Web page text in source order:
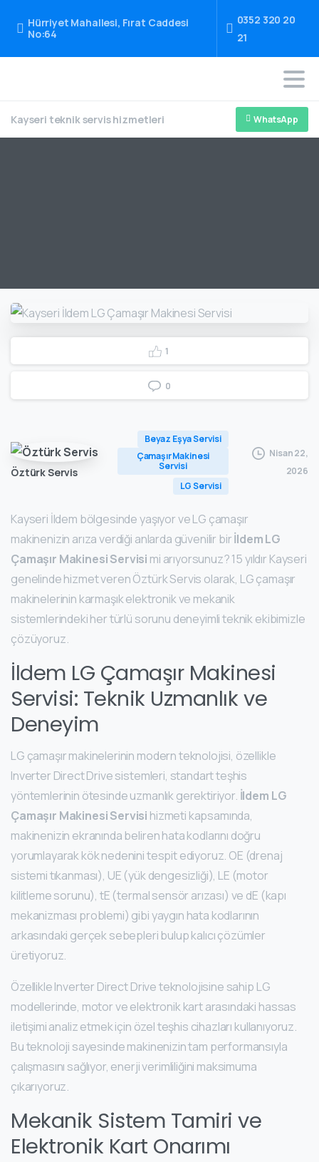
Hürriyet Mahallesi, Fırat Caddesi
No:64
0352 320 20
21
Kayseri teknik servis hizmetleri WhatsApp
1
0
Öztürk Servis
Beyaz Eşya Servisi
Çamaşır Makinesi
Servisi
LG Servisi
Nisan 22,
2026
Kayseri İldem bölgesinde yaşıyor ve LG çamaşır
makinenizin arıza verdiği anlarda güvenilir birİldem LG
Çamaşır Makinesi Servisi mi arıyorsunuz? 15 yıldır Kayseri
genelinde hizmet veren Öztürk Servis olarak, LG çamaşır
makinelerinin karmaşık elektronik ve mekanik
sistemlerindeki her türlü sorunu deneyimli teknik ekibimizle
çözüyoruz.
İldem LG Çamaşır Makinesi
Servisi: Teknik Uzmanlık ve
Deneyim
LG çamaşır makinelerinin modern teknolojisi, özellikle
Inverter Direct Drive sistemleri, standart teşhis
yöntemlerinin ötesinde uzmanlık gerektiriyor. İldem LG
Çamaşır Makinesi Servisi hizmeti kapsamında,
makinenizin ekranında beliren hata kodlarını doğru
yorumlayarak kök nedenini tespit ediyoruz. OE (drenaj
sistemi tıkanması), UE (yük dengesizliği), LE (motor
kilitleme sorunu), tE (termal sensör arızası) ve dE (kapı
mekanizması problemi) gibi yaygın hata kodlarının
arkasındaki gerçek sebepleri bulup kalıcı çözümler
üretiyoruz.
Özellikle Inverter Direct Drive teknolojisine sahip LG
modellerinde, motor ve elektronik kart arasındaki hassas
iletişimi analiz etmek için özel teşhis cihazları kullanıyoruz.
Bu teknoloji sayesinde makinenizin tam performansıyla
çalışmasını sağlıyor, enerji verimliliğini maksimuma
çıkarıyoruz.
Mekanik Sistem Tamiri ve
Elektronik Kart Onarımı